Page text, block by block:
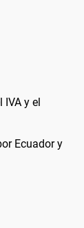
y el
Ecuador y